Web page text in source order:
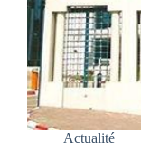
Actualité